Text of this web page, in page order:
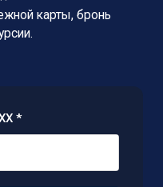
карты, бронь
*